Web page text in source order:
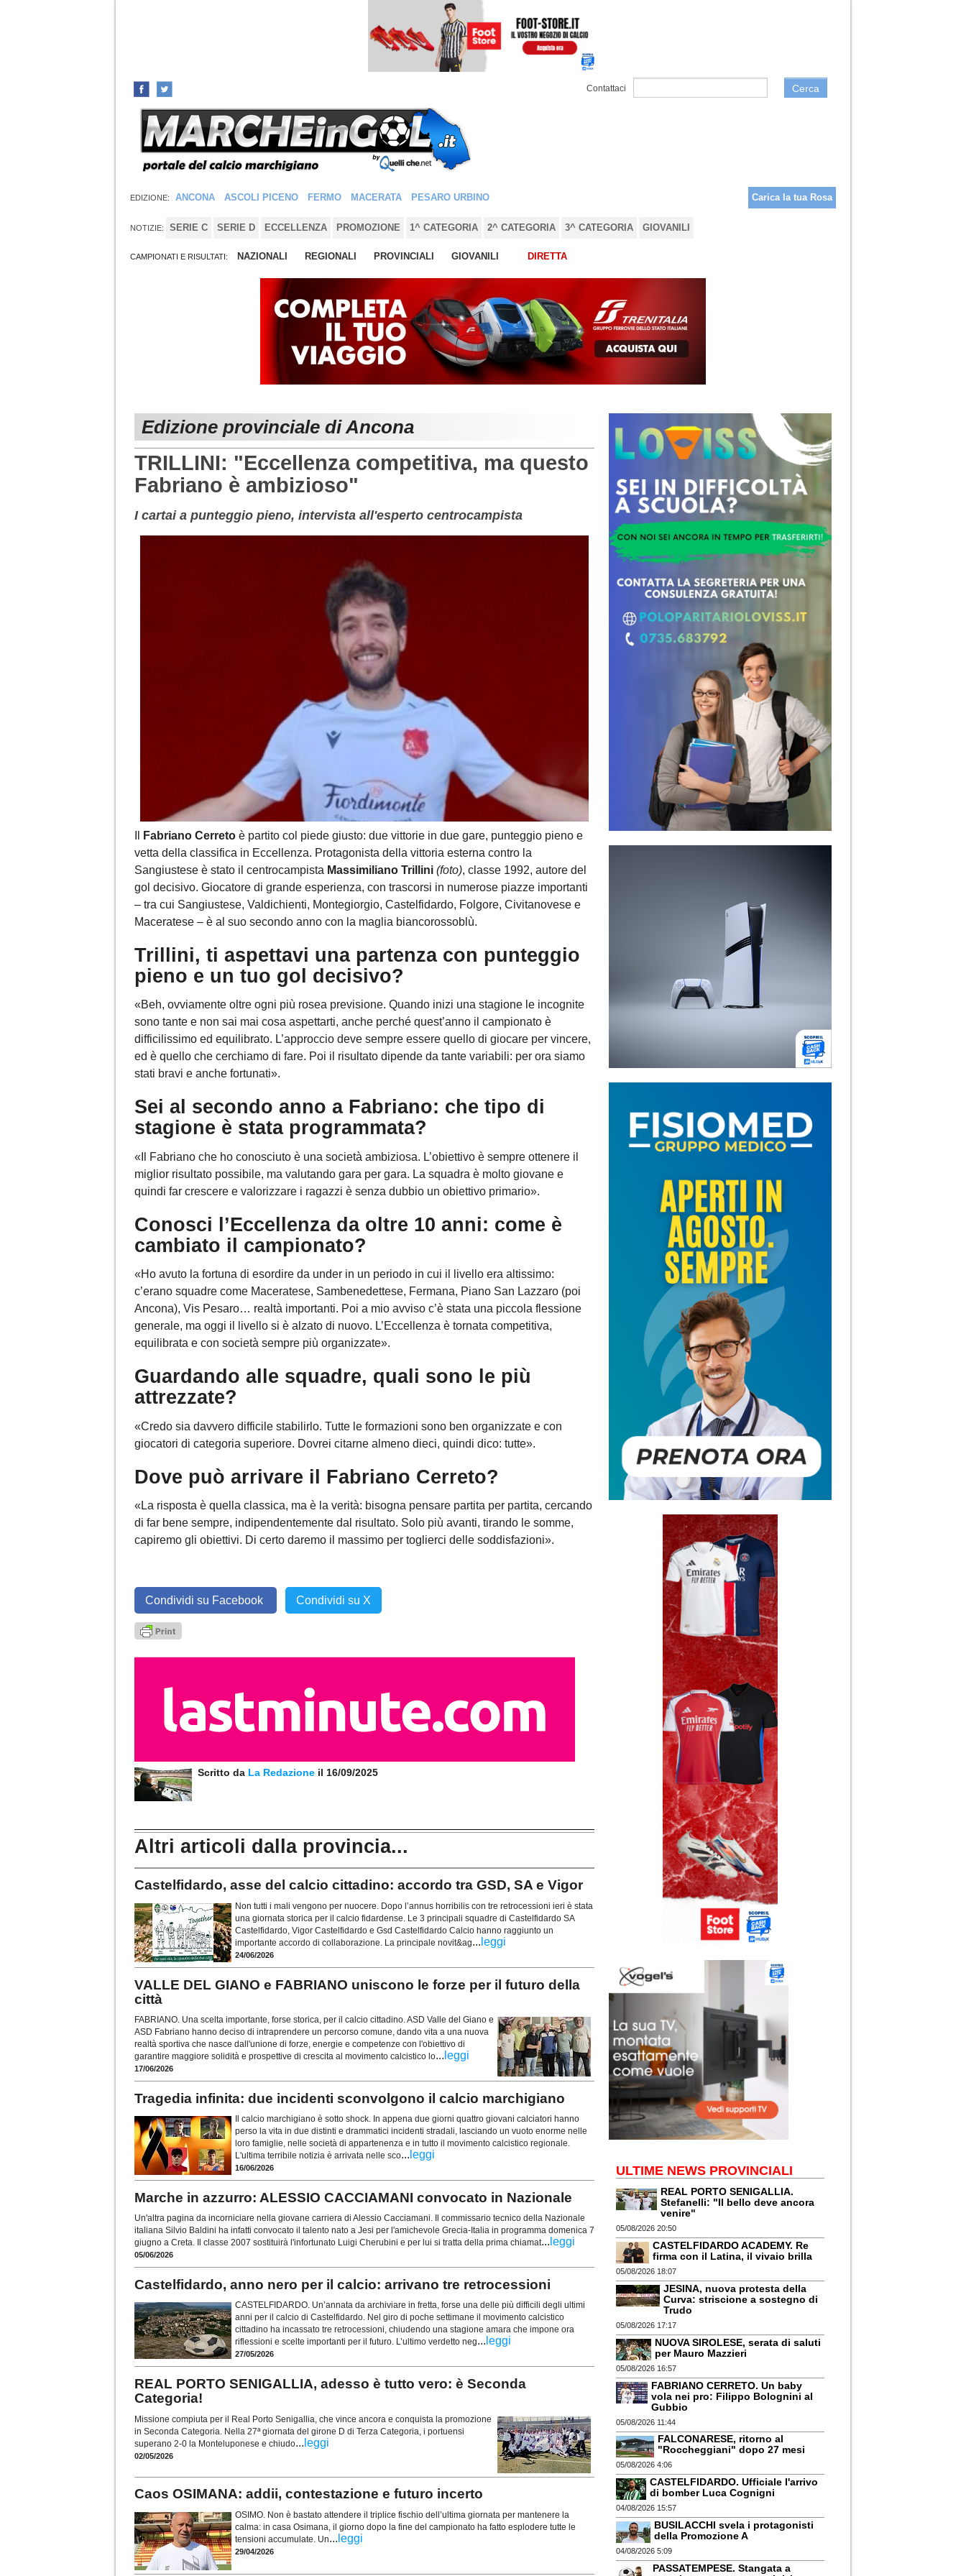
Contattaci Cerca
EDIZIONE: ANCONA ASCOLI PICENO FERMO MACERATA PESARO URBINO Carica la tua Rosa
NOTIZIE: SERIE C SERIE D ECCELLENZA PROMOZIONE 1^ CATEGORIA 2^ CATEGORIA 3^ CATEGORIA GIOVANILI
CAMPIONATI E RISULTATI: NAZIONALI REGIONALI PROVINCIALI GIOVANILI DIRETTA
Edizione provinciale di Ancona
TRILLINI: "Eccellenza competitiva, ma questo
Fabriano è ambizioso"
I cartai a punteggio pieno, intervista all'esperto centrocampista
Fabriano Cerreto è partito col piede giusto: due vittorie in due gare, punteggio pieno e
vetta della classifica in Eccellenza. Protagonista della vittoria esterna contro la
Sangiustese è stato il centrocampista Massimiliano Trillini (foto), classe 1992, autore del
gol decisivo. Giocatore di grande esperienza, con trascorsi in numerose piazze importanti
– tra cui Sangiustese, Valdichienti, Montegiorgio, Castelfidardo, Folgore, Civitanovese e
Maceratese – è al suo secondo anno con la maglia biancorossoblù.
Trillini, ti aspettavi una partenza con punteggio
pieno e un tuo gol decisivo?
«Beh, ovviamente oltre ogni più rosea previsione. Quando inizi una stagione le incognite
sono tante e non sai mai cosa aspettarti, anche perché quest’anno il campionato è
difficilissimo ed equilibrato. L’approccio deve sempre essere quello di giocare per vincere,
ed è quello che cerchiamo di fare. Poi il risultato dipende da tante variabili: per ora siamo
stati bravi e anche fortunati».
Sei al secondo anno a Fabriano: che tipo di
stagione è stata programmata?
«Il Fabriano che ho conosciuto è una società ambiziosa. L’obiettivo è sempre ottenere il
miglior risultato possibile, ma valutando gara per gara. La squadra è molto giovane e
quindi far crescere e valorizzare i ragazzi è senza dubbio un obiettivo primario».
Conosci l’Eccellenza da oltre 10 anni: come è
cambiato il campionato?
«Ho avuto la fortuna di esordire da under in un periodo in cui il livello era altissimo:
c’erano squadre come Maceratese, Sambenedettese, Fermana, Piano San Lazzaro (poi
Ancona), Vis Pesaro… realtà importanti. Poi a mio avviso c’è stata una piccola flessione
generale, ma oggi il livello si è alzato di nuovo. L’Eccellenza è tornata competitiva,
equilibrata e con società sempre più organizzate».
Guardando alle squadre, quali sono le più
attrezzate?
«Credo sia davvero difficile stabilirlo. Tutte le formazioni sono ben organizzate e con
giocatori di categoria superiore. Dovrei citarne almeno dieci, quindi dico: tutte».
Dove può arrivare il Fabriano Cerreto?
«La risposta è quella classica, ma è la verità: bisogna pensare partita per partita, cercando
di far bene sempre, indipendentemente dal risultato. Solo più avanti, tirando le somme,
capiremo gli obiettivi. Di certo daremo il massimo per toglierci delle soddisfazioni».
Condividi su Facebook Condividi su X
Scritto da La Redazione il 16/09/2025
Altri articoli dalla provincia...
Castelfidardo, asse del calcio cittadino: accordo tra GSD, SA e Vigor
Non tutti i mali vengono per nuocere. Dopo l’annus horribilis con tre retrocessioni ieri è stata
una giornata storica per il calcio fidardense. Le 3 principali squadre di Castelfidardo SA
Castelfidardo, Vigor Castelfidardo e Gsd Castelfidardo Calcio hanno raggiunto un
importante accordo di collaborazione. La principale novit&ag... leggi
24/06/2026
VALLE DEL GIANO e FABRIANO uniscono le forze per il futuro della
città
FABRIANO. Una scelta importante, forse storica, per il calcio cittadino. ASD Valle del Giano e
ASD Fabriano hanno deciso di intraprendere un percorso comune, dando vita a una nuova
realtà sportiva che nasce dall'unione di forze, energie e competenze con l'obiettivo di
garantire maggiore solidità e prospettive di crescita al movimento calcistico lo... leggi
17/06/2026
Tragedia infinita: due incidenti sconvolgono il calcio marchigiano
Il calcio marchigiano è sotto shock. In appena due giorni quattro giovani calciatori hanno
perso la vita in due distinti e drammatici incidenti stradali, lasciando un vuoto enorme nelle
loro famiglie, nelle società di appartenenza e in tutto il movimento calcistico regionale.
L'ultima terribile notizia è arrivata nelle sco... leggi
16/06/2026
Marche in azzurro: ALESSIO CACCIAMANI convocato in Nazionale
Un'altra pagina da incorniciare nella giovane carriera di Alessio Cacciamani. Il commissario tecnico della Nazionale
italiana Silvio Baldini ha infatti convocato il talento nato a Jesi per l'amichevole Grecia-Italia in programma domenica 7
giugno a Creta. Il classe 2007 sostituirà l'infortunato Luigi Cherubini e per lui si tratta della prima chiamat... leggi
05/06/2026
Castelfidardo, anno nero per il calcio: arrivano tre retrocessioni
CASTELFIDARDO. Un’annata da archiviare in fretta, forse una delle più difficili degli ultimi
anni per il calcio di Castelfidardo. Nel giro di poche settimane il movimento calcistico
cittadino ha incassato tre retrocessioni, chiudendo una stagione amara che impone ora
riflessioni e scelte importanti per il futuro. L’ultimo verdetto neg... leggi
27/05/2026
REAL PORTO SENIGALLIA, adesso è tutto vero: è Seconda
Categoria!
Missione compiuta per il Real Porto Senigallia, che vince ancora e conquista la promozione
in Seconda Categoria. Nella 27ª giornata del girone D di Terza Categoria, i portuensi
superano 2-0 la Monteluponese e chiudo... leggi
02/05/2026
Caos OSIMANA: addii, contestazione e futuro incerto
OSIMO. Non è bastato attendere il triplice fischio dell’ultima giornata per mantenere la
calma: in casa Osimana, il giorno dopo la fine del campionato ha fatto esplodere tutte le
tensioni accumulate. Un... leggi
29/04/2026
ULTIME NEWS PROVINCIALI
REAL PORTO SENIGALLIA.
Stefanelli: "Il bello deve ancora
venire"
05/08/2026 20:50
CASTELFIDARDO ACADEMY. Re
firma con il Latina, il vivaio brilla
05/08/2026 18:07
JESINA, nuova protesta della
Curva: striscione a sostegno di
Trudo
05/08/2026 17:17
NUOVA SIROLESE, serata di saluti
per Mauro Mazzieri
05/08/2026 16:57
FABRIANO CERRETO. Un baby
vola nei pro: Filippo Bolognini al
Gubbio
05/08/2026 11:44
FALCONARESE, ritorno al
"Roccheggiani" dopo 27 mesi
05/08/2026 4:06
CASTELFIDARDO. Ufficiale l'arrivo
di bomber Luca Cognigni
04/08/2026 15:57
BUSILACCHI svela i protagonisti
della Promozione A
04/08/2026 5:09
PASSATEMPESE. Stangata a